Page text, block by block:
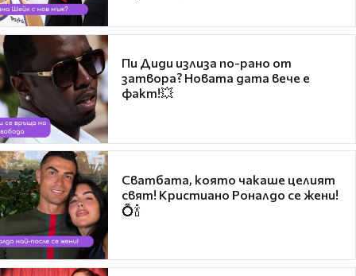
Пи Диди излиза по-рано от
затвора? Новата дата вече е
факт!💥
Сватбата, която чакаше целият
свят! Кристиано Роналдо се жени!
💍🍾